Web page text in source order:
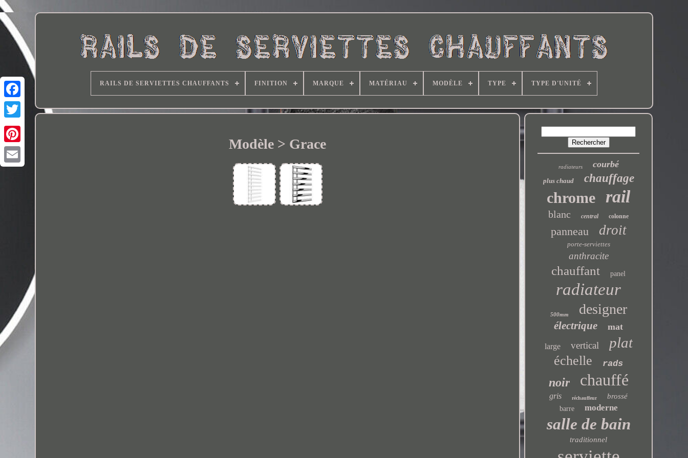
RAILS DE SERVIETTES CHAUFFANTS FINITION MARQUE MATÉRIAU MODÈLE TYPE TYPE D'UNITÉ
Modèle > Grace
radiateurs courbé
plus chaud chauffage
chrome rail
blanc central colonne
panneau droit
porte-serviettes
anthracite
chauffant panel
radiateur
500mm designer
électrique mat
large vertical plat
échelle rads
noir chauffé
gris réchauffeur brossé
barre moderne
salle de bain
traditionnel